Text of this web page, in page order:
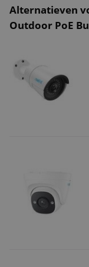
Alternatieven
Outdoor PoE